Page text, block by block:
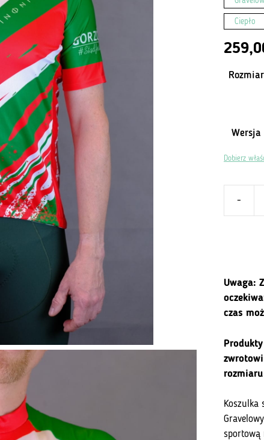
Ciepło
Rozmiar
Wersja
Dobierz
-
Gravelowe
Derby
Lubuskie
Gorzów
Uwaga:
czas
Koszulka
sportową